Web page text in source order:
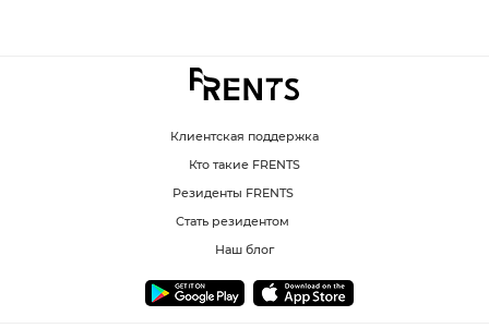
Клиентская поддержка
Кто такие FRENTS
Резиденты FRENTS
Стать резидентом
Наш блог